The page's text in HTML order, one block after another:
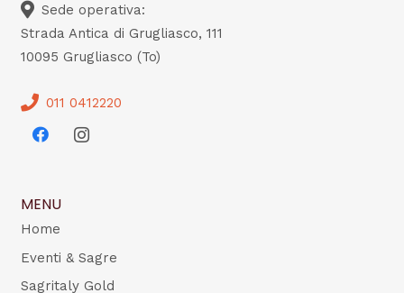
Sede operativa:
Strada Antica di Grugliasco, 111
10095 Grugliasco (To)
011 0412220
MENU
Home
Eventi & Sagre
Sagritaly Gold